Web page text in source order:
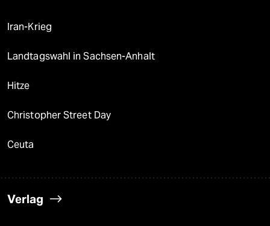
Iran-Krieg
Landtagswahl in Sachsen-Anhalt
Hitze
Christopher Street Day
Ceuta
Verlag